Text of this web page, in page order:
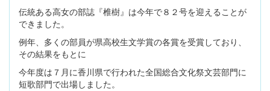
伝統ある高女の部誌『椎樹』は今年で８２号を迎えることが
できました。
例年、多くの部員が県高校生文学賞の各賞を受賞しており、
その結果をもとに
今年度は７月に香川県で行われた全国総合文化祭文芸部門に
短歌部門で出場しました。